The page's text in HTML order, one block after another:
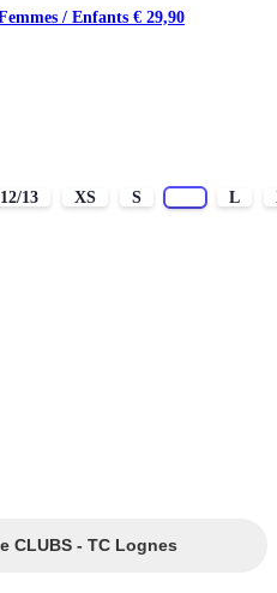
/ Enfants € 29,90
12/13 XS S L
CLUBS - TC Lognes